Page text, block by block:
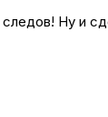
Ну и